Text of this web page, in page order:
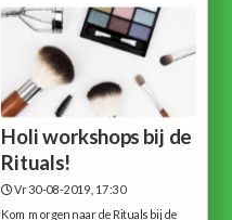
Holi workshops bij de
Rituals!
Vr 30-08-2019, 17:30
Kom morgen naar de Rituals bij de